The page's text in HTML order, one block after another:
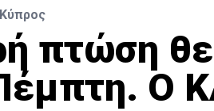
Κύπρος
πτώση
Ο